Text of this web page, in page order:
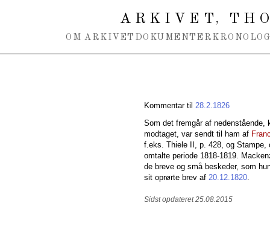
ARKIVET,
OM ARKIVET DOKUMENTER
Kommentar til 28.2.1826
Som det fremgår af
modtaget, var sendt til ham af
f.eks. Thiele II, p. 428, og Stampe,
omtalte periode 1818-1819.
de breve og små beskeder, som
sit oprørte brev af 20.12.1820.
Sidst opdateret 25.08.2015